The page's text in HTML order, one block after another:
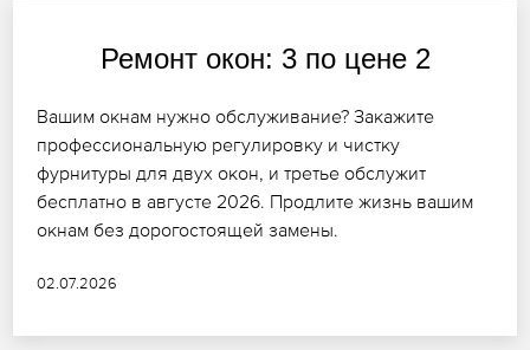
Ремонт окон: 3 по цене 2
Вашим окнам нужно обслуживание? Закажите
профессиональную регулировку и чистку
фурнитуры для двух окон, и третье обслужит
бесплатно в августе 2026. Продлите жизнь вашим
окнам без дорогостоящей замены.
02.07.2026